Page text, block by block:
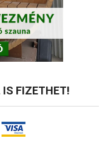
IS FIZETHET!